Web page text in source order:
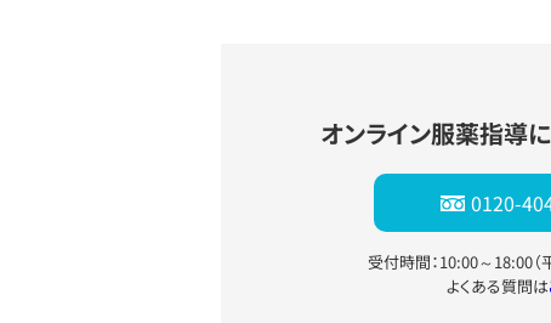
オンライン服薬指導
0120-
受付時間：10:00～18:00（
よくある質問は